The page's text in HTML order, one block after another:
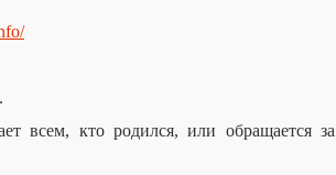
всем, кто родился, или обращается за